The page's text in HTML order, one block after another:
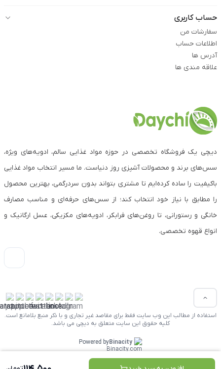
حساب کاربری
سفارشات من
اطلاعات حساب
آدرس ها
علاقه مندی ها
دیچی یک فروشگاه تخصصی در حوزه مواد غذایی سالم، ادویه‌های ویژه،
سس‌های برند و محصولات آشپزی روز دنیاست. ما مسیر انتخاب مواد غذایی
باکیفیت را ساده کرده‌ایم تا مشتری بتواند بدون سردرگمی، بهترین محصول
را مطابق با نیاز خود انتخاب کند؛ از سس‌های حرفه‌ای و مناسب مصارف
خانگی و رستورانی، تا روغن‌های فرابکر، ادویه‌های مکزیکی، عسل ارگانیک و
انواع قهوه تخصصی.
استفاده از مطالب این وب سایت فقط برای مقاصد غیر تجاری و با ذکر منبع بلامانع است.
کلیه حقوق این سایت متعلق به دیچی می باشد.
Powered byBinacity